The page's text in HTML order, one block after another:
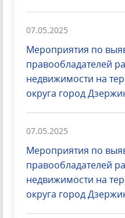
07.05.2025
Мероприятия по
правообладателей
недвижимости на
округа город
07.05.2025
Мероприятия по
правообладателей
недвижимости на
округа город